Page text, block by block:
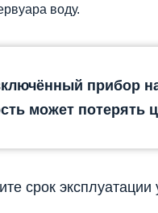
воду.
прибор
может потерять
срок эксплуатации